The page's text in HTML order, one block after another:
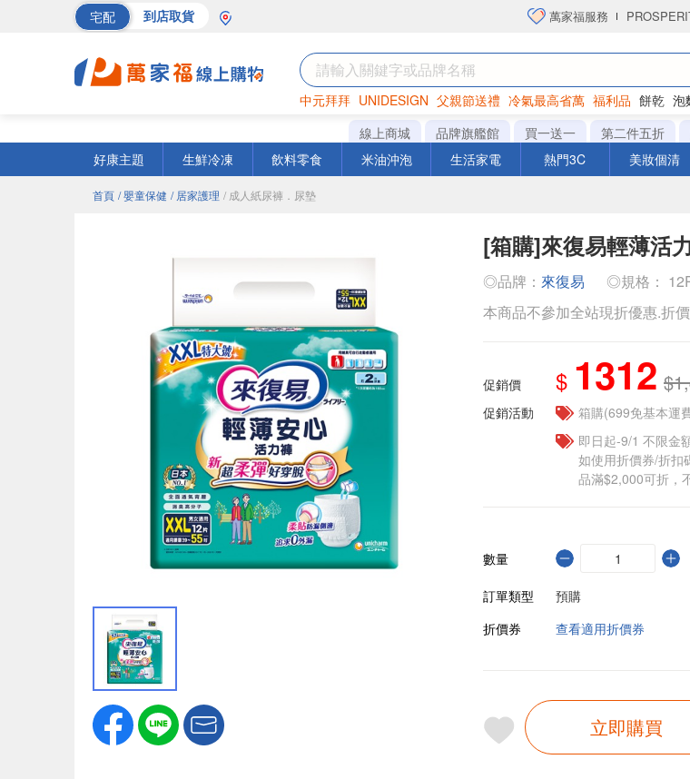
宅配 到店取貨 萬家福服務
中元拜拜 UNIDESIGN 父親節送禮 冷氣最高省萬 福利品 餅乾 泡
罐頭 海苔 洋芋片
線上商城 品牌旗艦館 買一送一 第二件五折
好康主題
生鮮冷凍 飲料零食 米油沖泡 生活家電 熱門3C 美妝個清
首頁 / 嬰童保健 / 居家護理 / 成人紙尿褲．尿墊
[箱購]來復易輕薄活
◎品牌： 來復易
◎規格：
本商品不參加全站現折優惠.折
促銷價 $ 1312
促銷活動
箱購(699免基本運
即日起-9/1 不限金
如使用折價券/折扣
品滿$2,000可折，
數量
訂單類型
預購
折價券
查看適用折價券
立即購買